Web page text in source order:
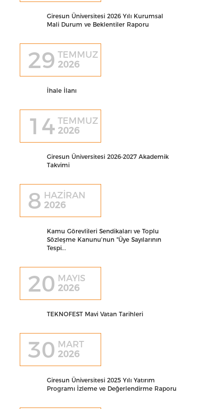
Giresun Üniversitesi 2026 Yılı Kurumsal
Mali Durum ve Beklentiler Raporu
29 TEMMUZ
2026
İhale İlanı
14 TEMMUZ
2026
Giresun Üniversitesi 2026-2027 Akademik
Takvimi
8 HAZİRAN
2026
Kamu Görevlileri Sendikaları ve Toplu
Sözleşme Kanunu'nun "Üye Sayılarının
Tespi...
20 MAYIS
2026
TEKNOFEST Mavi Vatan Tarihleri
30 MART
2026
Giresun Üniversitesi 2025 Yılı Yatırım
Programı İzleme ve Değerlendirme Raporu